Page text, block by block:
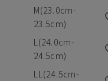
M(23.0cm-
23.5cm)
L(24.0cm-
24.5cm)
LL(24.5cm-
9.3cm 9.5cm
2.0cm